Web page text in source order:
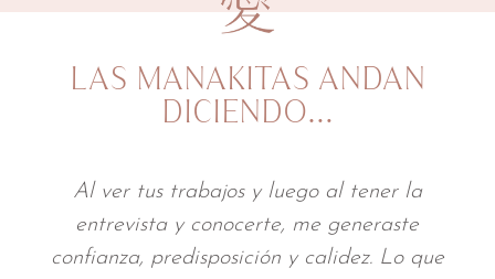
LAS MANAKITAS ANDAN
DICIENDO…
A través de tu trabajo mi identidad
profesional cobraba vida, y eso fue muy
movilizante para mí. Cumpliste con todas